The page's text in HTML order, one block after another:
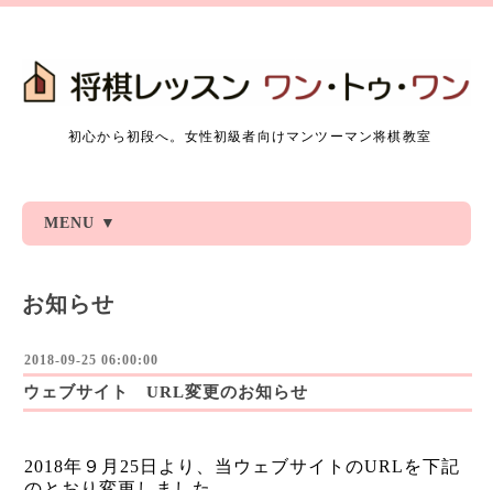
初心から初段へ。女性初級者向けマンツーマン将棋教室
MENU ▼
お知らせ
2018-09-25 06:00:00
ウェブサイト URL変更のお知らせ
2018年９月25日より、当ウェブサイトのURLを下記